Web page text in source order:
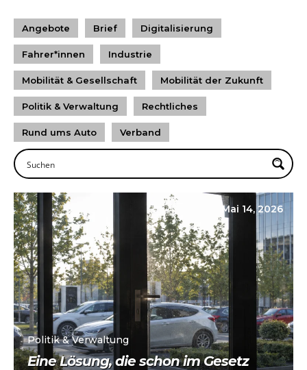
Angebote Brief Digitalisierung
Fahrer*innen Industrie
Mobilität & Gesellschaft Mobilität der Zukunft
Politik & Verwaltung Rechtliches
Rund ums Auto Verband
Mai 14, 2026
Politik & Verwaltung
Eine Lösung, die schon im Gesetz